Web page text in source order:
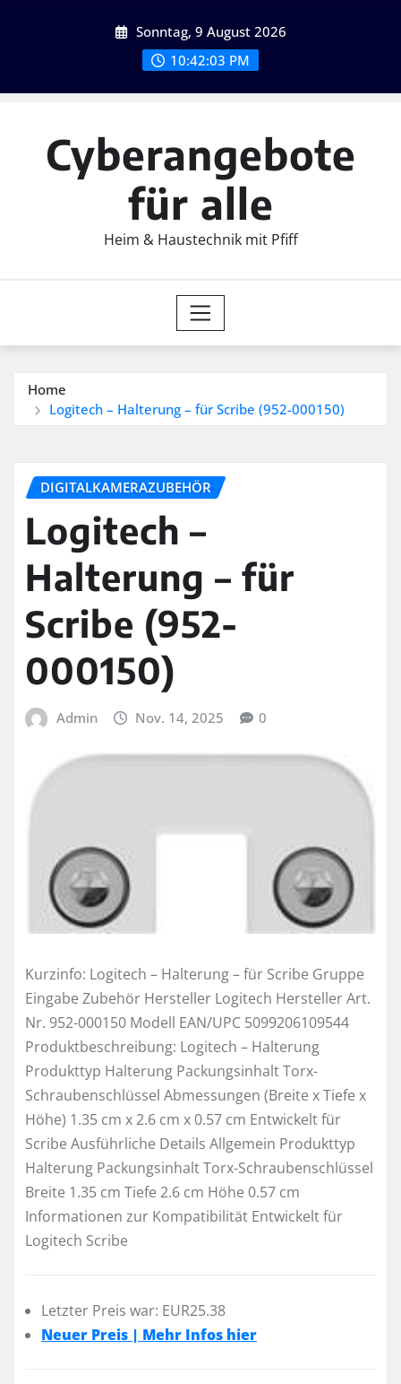
Sonntag, 9 August 2026
10:42:04 PM
Cyberangebote
für alle
Heim & Haustechnik mit Pfiff
Home
Logitech – Halterung – für Scribe (952-000150)
DIGITALKAMERAZUBEHÖR
Logitech –
Halterung – für
Scribe (952-
000150)
Admin Nov. 14, 2025 0
Kurzinfo: Logitech – Halterung – für Scribe Gruppe
Eingabe Zubehör Hersteller Logitech Hersteller Art.
Nr. 952-000150 Modell EAN/UPC 5099206109544
Produktbeschreibung: Logitech – Halterung
Produkttyp Halterung Packungsinhalt Torx-
Schraubenschlüssel Abmessungen (Breite x Tiefe x
Höhe) 1.35 cm x 2.6 cm x 0.57 cm Entwickelt für
Scribe Ausführliche Details Allgemein Produkttyp
Halterung Packungsinhalt Torx-Schraubenschlüssel
Breite 1.35 cm Tiefe 2.6 cm Höhe 0.57 cm
Informationen zur Kompatibilität Entwickelt für
Logitech Scribe
Letzter Preis war: EUR25.38
Neuer Preis | Mehr Infos hier